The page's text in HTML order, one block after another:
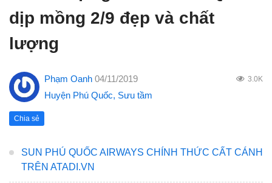
dịp mồng 2/9 đẹp và chất
lượng
Phạm Oanh 04/11/2019 3.0K
Huyện Phú Quốc, Sưu tầm
Chia sẻ
SUN PHÚ QUỐC AIRWAYS CHÍNH THỨC CẤT CÁNH
TRÊN ATADI.VN